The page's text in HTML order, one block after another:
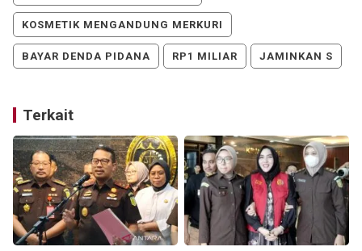
KOSMETIK MENGANDUNG MERKURI
BAYAR DENDA PIDANA RP1 MILIAR JAMINKAN S
Terkait